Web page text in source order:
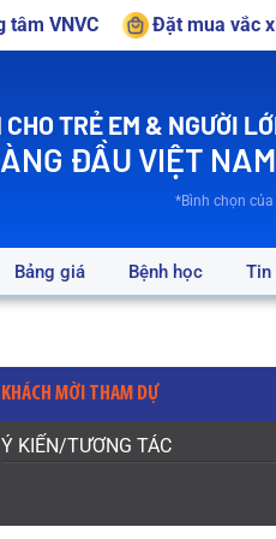
tâm VNVC Đặt mua vắc
TRẺ EM & NGƯỜI
ĐẦU VIỆT
*Bình chọn
Bảng giá Bệnh học Tin
KHÁCH MỜI THAM DỰ
Ý KIẾN/TƯƠNG TÁC